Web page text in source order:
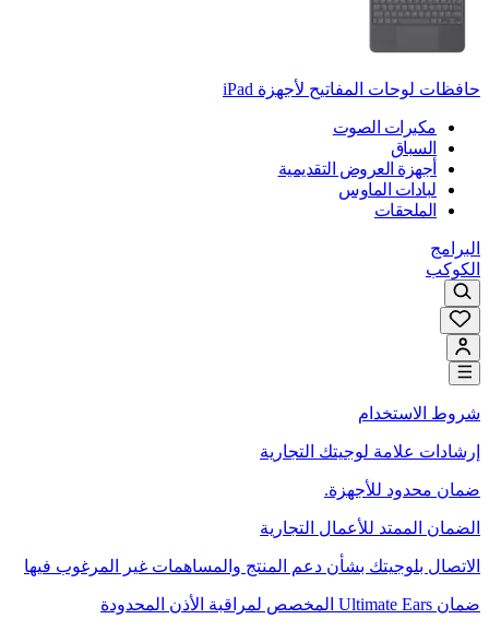
حافظات لوحات المفاتيح لأجهزة ‏iPad
مكبرات الصوت
السباق
أجهزة العروض التقديمية
لبادات الماوس
الملحقات
البرامج
الكوكب
شروط الاستخدام
إرشادات علامة لوجيتك التجارية
ضمان محدود للأجهزة.
الضمان الممتد للأعمال التجارية
الاتصال بلوجيتك بشأن دعم المنتج والمساهمات غير المرغوب فيها
ضمان Ultimate Ears المخصص لمراقبة الأذن المحدودة